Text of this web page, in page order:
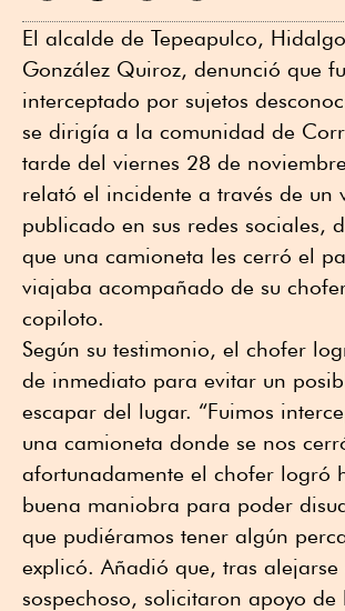
El alcalde de Tepeapulco,
González Quiroz, denunció que
interceptado por sujetos
se dirigía a la comunidad de
tarde del viernes 28 de
relató el incidente a través de un
publicado en sus redes sociales,
que una camioneta les cerró el
viajaba acompañado de su
copiloto.
Según su testimonio, el chofer
de inmediato para evitar un
escapar del lugar. “Fuimos
una camioneta donde se nos
afortunadamente el chofer logró
buena maniobra para poder
que pudiéramos tener algún
explicó. Añadió que, tras alejarse
sospechoso, solicitaron apoyo de